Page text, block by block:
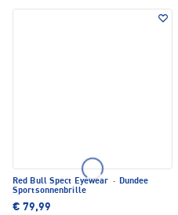
Red Bull Spect Eyewear · Dundee
Sportsonnenbrille
€ 79,99